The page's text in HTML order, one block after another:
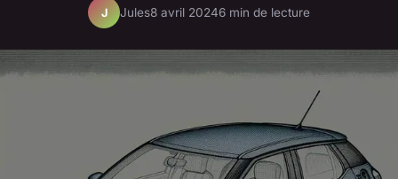
J Jules8 avril 20246 min de lecture